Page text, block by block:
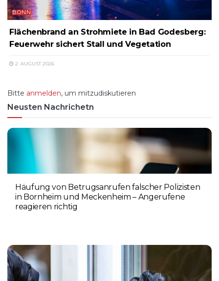
BONN
Flächenbrand an Strohmiete in Bad Godesberg:
Feuerwehr sichert Stall und Vegetation
2. AUGUST 2026
Bitte anmelden, um mitzudiskutieren
Neusten Nachrichetn
Häufung von Betrugsanrufen falscher Polizisten
in Bornheim und Meckenheim – Angerufene
reagieren richtig